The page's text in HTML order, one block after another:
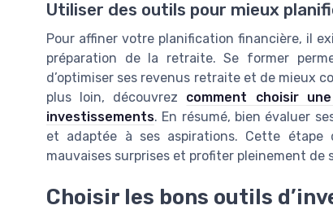
Utiliser des outils pour mieux
Pour affiner votre planification financière, il
préparation de la retraite. Se former
d’optimiser ses revenus retraite et de mieux
plus loin, découvrez comment choisir
investissements. En résumé, bien évaluer
et adaptée à ses aspirations. Cette
mauvaises surprises et profiter pleinement de
Choisir les bons outils